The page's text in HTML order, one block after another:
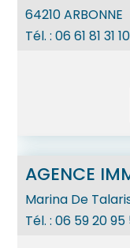
64210ARBONNE
Tél. :06 61 81 31 10
AGENCE
Marina De
Tél. :06 59 20 95